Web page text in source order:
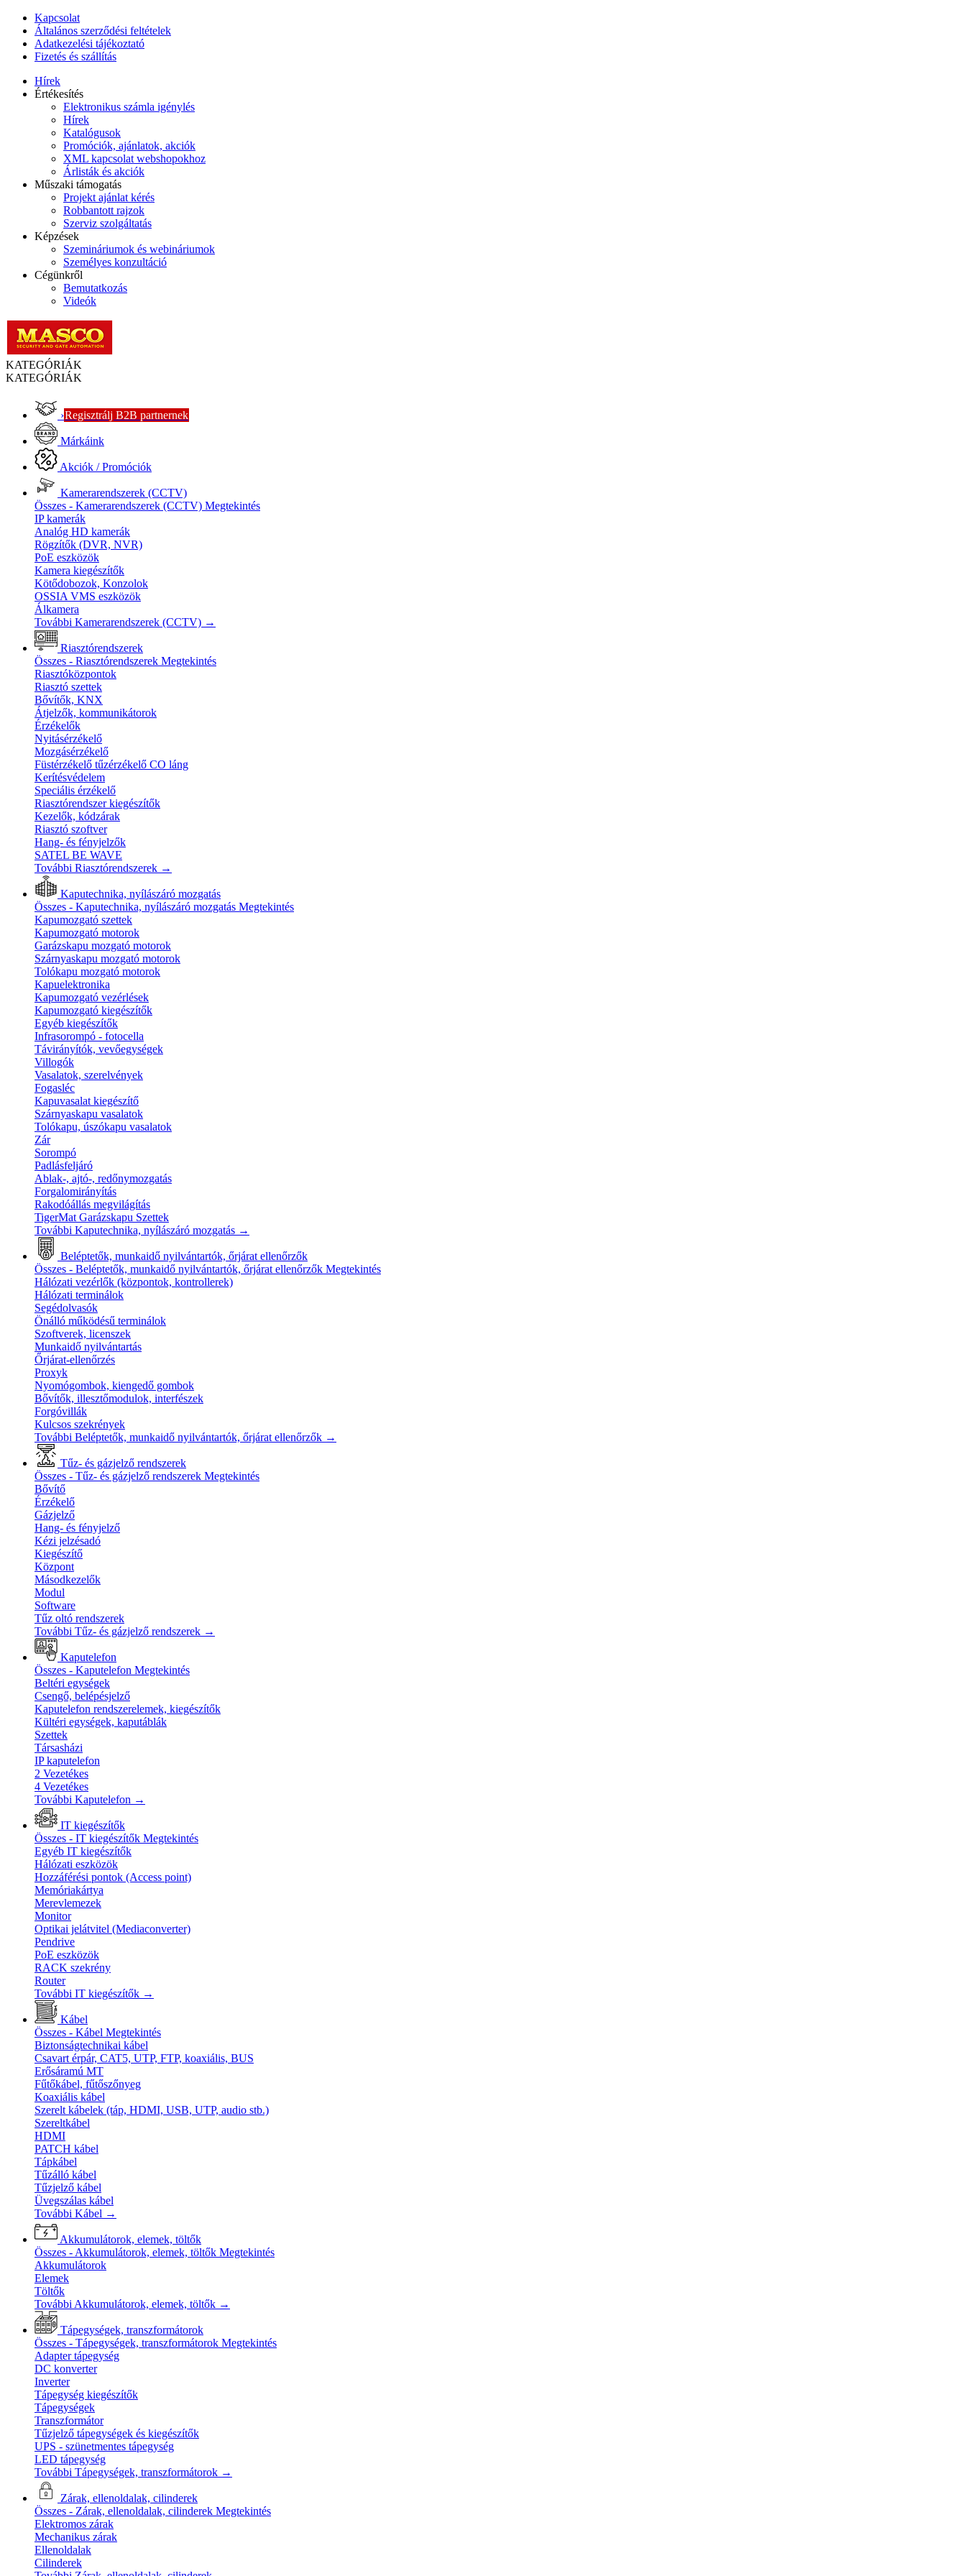
Kapcsolat
Általános szerződési feltételek
Adatkezelési tájékoztató
Fizetés és szállítás
Hírek
Értékesítés
Elektronikus számla igénylés
Hírek
Katalógusok
Promóciók, ajánlatok, akciók
XML kapcsolat webshopokhoz
Árlisták és akciók
Műszaki támogatás
Projekt ajánlat kérés
Robbantott rajzok
Szerviz szolgáltatás
Képzések
Szemináriumok és webináriumok
Személyes konzultáció
Cégünkről
Bemutatkozás
Videók
KATEGÓRIÁK
KATEGÓRIÁK
›Regisztrálj B2B partnernek
Márkáink
Akciók / Promóciók
Kamerarendszerek (CCTV)
Összes - Kamerarendszerek (CCTV) Megtekintés
IP kamerák
Analóg HD kamerák
Rögzítők (DVR, NVR)
PoE eszközök
Kamera kiegészítők
Kötődobozok, Konzolok
OSSIA VMS eszközök
Álkamera
További Kamerarendszerek (CCTV) →
Riasztórendszerek
Összes - Riasztórendszerek Megtekintés
Riasztóközpontok
Riasztó szettek
Bővítők, KNX
Átjelzők, kommunikátorok
Érzékelők
Nyitásérzékelő
Mozgásérzékelő
Füstérzékelő tűzérzékelő CO láng
Kerítésvédelem
Speciális érzékelő
Riasztórendszer kiegészítők
Kezelők, kódzárak
Riasztó szoftver
Hang- és fényjelzők
SATEL BE WAVE
További Riasztórendszerek →
Kaputechnika, nyílászáró mozgatás
Összes - Kaputechnika, nyílászáró mozgatás Megtekintés
Kapumozgató szettek
Kapumozgató motorok
Garázskapu mozgató motorok
Szárnyaskapu mozgató motorok
Tolókapu mozgató motorok
Kapuelektronika
Kapumozgató vezérlések
Kapumozgató kiegészítők
Egyéb kiegészítők
Infrasorompó - fotocella
Távirányítók, vevőegységek
Villogók
Vasalatok, szerelvények
Fogasléc
Kapuvasalat kiegészítő
Szárnyaskapu vasalatok
Tolókapu, úszókapu vasalatok
Zár
Sorompó
Padlásfeljáró
Ablak-, ajtó-, redőnymozgatás
Forgalomirányítás
Rakodóállás megvilágítás
TigerMat Garázskapu Szettek
További Kaputechnika, nyílászáró mozgatás →
Beléptetők, munkaidő nyilvántartók, őrjárat ellenőrzők
Összes - Beléptetők, munkaidő nyilvántartók, őrjárat ellenőrzők Megtekintés
Hálózati vezérlők (központok, kontrollerek)
Hálózati terminálok
Segédolvasók
Önálló működésű terminálok
Szoftverek, licenszek
Munkaidő nyilvántartás
Őrjárat-ellenőrzés
Proxyk
Nyomógombok, kiengedő gombok
Bővítők, illesztőmodulok, interfészek
Forgóvillák
Kulcsos szekrények
További Beléptetők, munkaidő nyilvántartók, őrjárat ellenőrzők →
Tűz- és gázjelző rendszerek
Összes - Tűz- és gázjelző rendszerek Megtekintés
Bővítő
Érzékelő
Gázjelző
Hang- és fényjelző
Kézi jelzésadó
Kiegészítő
Központ
Másodkezelők
Modul
Software
Tűz oltó rendszerek
További Tűz- és gázjelző rendszerek →
Kaputelefon
Összes - Kaputelefon Megtekintés
Beltéri egységek
Csengő, belépésjelző
Kaputelefon rendszerelemek, kiegészítők
Kültéri egységek, kaputáblák
Szettek
Társasházi
IP kaputelefon
2 Vezetékes
4 Vezetékes
További Kaputelefon →
IT kiegészítők
Összes - IT kiegészítők Megtekintés
Egyéb IT kiegészítők
Hálózati eszközök
Hozzáférési pontok (Access point)
Memóriakártya
Merevlemezek
Monitor
Optikai jelátvitel (Mediaconverter)
Pendrive
PoE eszközök
RACK szekrény
Router
További IT kiegészítők →
Kábel
Összes - Kábel Megtekintés
Biztonságtechnikai kábel
Csavart érpár, CAT5, UTP, FTP, koaxiális, BUS
Erősáramú MT
Fűtőkábel, fűtőszőnyeg
Koaxiális kábel
Szerelt kábelek (táp, HDMI, USB, UTP, audio stb.)
Szereltkábel
HDMI
PATCH kábel
Tápkábel
Tűzálló kábel
Tűzjelző kábel
Üvegszálas kábel
További Kábel →
Akkumulátorok, elemek, töltők
Összes - Akkumulátorok, elemek, töltők Megtekintés
Akkumulátorok
Elemek
Töltők
További Akkumulátorok, elemek, töltők →
Tápegységek, transzformátorok
Összes - Tápegységek, transzformátorok Megtekintés
Adapter tápegység
DC konverter
Inverter
Tápegység kiegészítők
Tápegységek
Transzformátor
Tűzjelző tápegységek és kiegészítők
UPS - szünetmentes tápegység
LED tápegység
További Tápegységek, transzformátorok →
Zárak, ellenoldalak, cilinderek
Összes - Zárak, ellenoldalak, cilinderek Megtekintés
Elektromos zárak
Mechanikus zárak
Ellenoldalak
Cilinderek